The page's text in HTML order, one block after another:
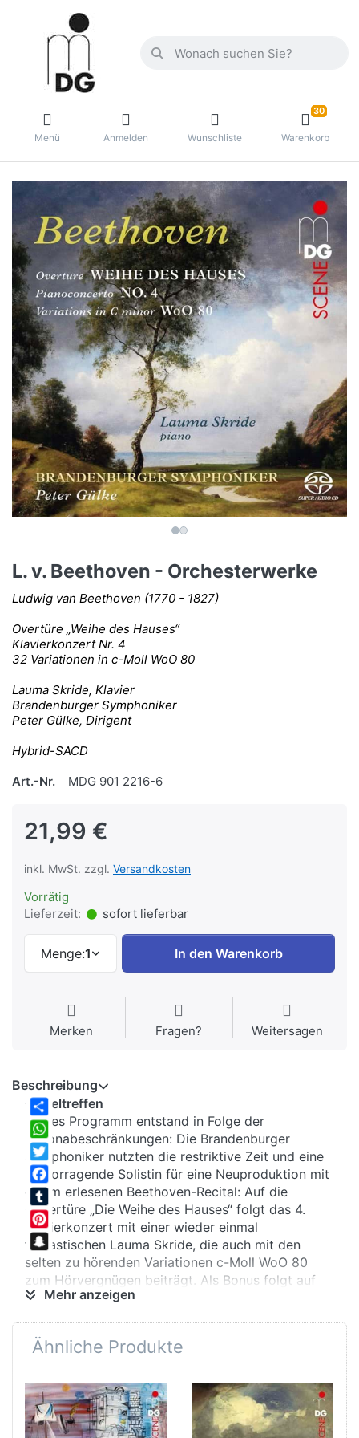
Menü Anmelden Wunschliste
30
Warenkorb
L. v. Beethoven - Orchesterwerke
Ludwig van Beethoven (1770 - 1827)
Overtüre „Weihe des Hauses“
Klavierkonzert Nr. 4
32 Variationen in c-Moll WoO 80
Lauma Skride, Klavier
Brandenburger Symphoniker
Peter Gülke, Dirigent
Hybrid-SACD
Art.-Nr.
MDG 901 2216-6
21,99 €
inkl. MwSt. zzgl. Versandkosten
Vorrätig
Lieferzeit:
sofort lieferbar
Menge:1 In den Warenkorb
Merken Fragen? Weitersagen
Share
WhatsApp
Twitter
Facebook
Tumblr
Pinterest
Snapchat
Beschreibung
Gipfeltreffen
Dieses Programm entstand in Folge der
Coronabeschränkungen: Die Brandenburger
Symphoniker nutzten die restriktive Zeit und eine
hervorragende Solistin für eine Neuproduktion mit
einem erlesenen Beethoven-Recital: Auf die
Ouvertüre „Die Weihe des Hauses“ folgt das 4.
Klavierkonzert mit einer wieder einmal
fantastischen Lauma Skride, die auch mit den
selten zu hörenden Variationen c-Moll WoO 80
zum Hörvergnügen beiträgt. Als Bonus folgt auf
einer zweiten CD eine intellektuelle wie
Brendel diskutieren über Schubert, Beethoven und
die Kunst des Interpretierens.
Grenzwerte
Einzigartig ist schon der Beginn des 4. Klavier-
konzerts: Statt auftrumpfend und bestimmt startet
Mehr anzeigen
Ähnliche Produkte